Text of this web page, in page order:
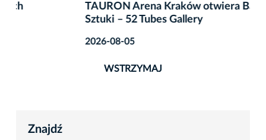
TAURON Arena Kraków otwiera Bawialnię
Sztuki – 52 Tubes Gallery
WSTRZYMAJ
Znajdź